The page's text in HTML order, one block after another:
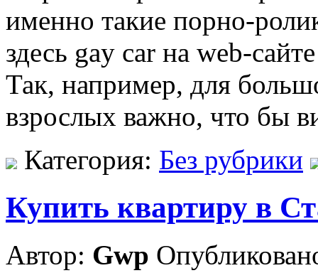
именно такие порно-
здесь gay car на web-
Так, например, для
взрослых важно, что бы
Категория: Без рубрики
Купить квартиру в
Автор: Gwp